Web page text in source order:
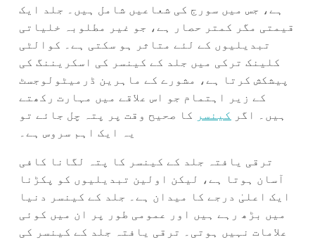
ہے، جس میں سورج کی شعاعیں شامل ہیں۔ جلد ایک
قیمتی مگر کمتر حصار ہے، جو غیر مطلوبہ خلیاتی
تبدیلیوں کے لئے متاثر ہو سکتی ہے۔ کوالٹی
کلینک ترکی میں جلد کے کینسر کی اسکریننگ کی
پیشکش کرتا ہے، مشورے کے ماہرین ڈرمیٹولوجسٹ
کے زیر اہتمام جو اس علاقے میں مہارت رکھتے
ہیں۔ اگر کینسر کا صحیح وقت پر پتہ چل جائے تو
یہ ایک اہم سروس ہے۔
ترقی یافتہ جلد کے کینسر کا پتہ لگانا کافی
آسان ہوتا ہے، لیکن اولین تبدیلیوں کو پکڑنا
ایک اعلیٰ درجے کا میدان ہے۔ جلد کے کینسر دنیا
میں بڑھ رہے ہیں اور عمومی طور پر ان میں کوئی
علامات نہیں ہوتی۔ ترقی یافتہ جلد کے کینسر کی